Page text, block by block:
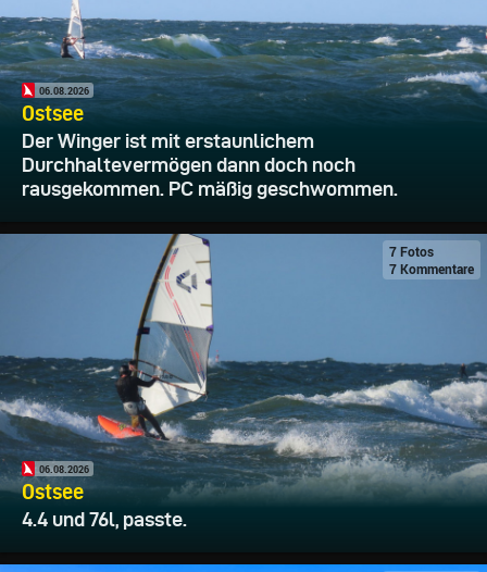
06.08.2026
Ostsee
Der Winger ist mit erstaunlichem
Durchhaltevermögen dann doch noch
rausgekommen. PC mäßig geschwommen.
7 Fotos
7 Kommentare
06.08.2026
Ostsee
4.4 und 76l, passte.